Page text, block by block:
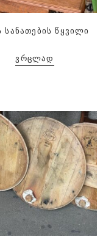
სანათების წყვილი
ᲕᲠᲪᲚᲐᲓ